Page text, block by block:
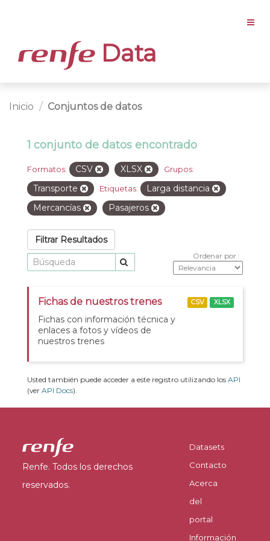
Data
Inicio Conjuntos de datos
1 conjunto de datos encontrado
Formatos: CSV XLSX Grupos:
Transporte Etiquetas:
Larga distancia
Mercancías
Pasajeros
Filtrar Resultados
Ordenar por
Fichas de nuestros trenes
Fichas con información técnica y
enlaces a fotos y vídeos de
nuestros trenes
CSV XLSX
Usted también puede acceder a este registro utilizando los API
(ver API Docs).
Renfe. Todos los derechos
reservados.
Datasets
Contacto
Acerca
del
portal
Información